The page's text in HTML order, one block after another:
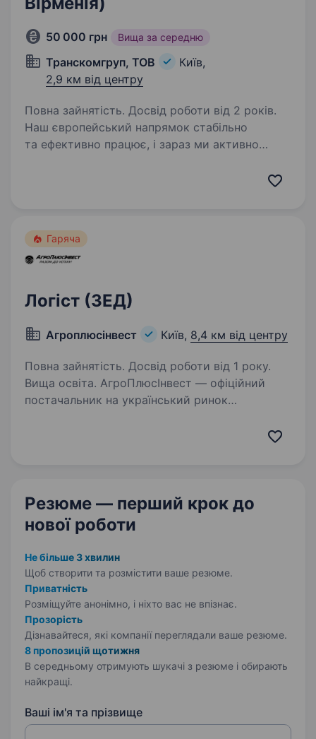
50 000 грн Вища за середню
Транскомгруп, ТОВ
Київ,
2,9 км від центру
Повна зайнятість. Досвід роботи від 2 років.
Наш європейський напрямок стабільно
та ефективно працює, і зараз ми активно
Гаряча
Логіст (ЗЕД)
Агроплюсінвест Київ, 8,4 км від центру
Повна зайнятість. Досвід роботи від 1 року.
Вища освіта. АгроПлюсІнвест — офіційний
постачальник на український ринок
Резюме — перший крок до
нової роботи
Не більше 3 хвилин
Щоб створити та розмістити ваше резюме.
Приватність
Розміщуйте анонімно, і ніхто вас не впізнає.
Прозорість
Дізнавайтеся, які компанії переглядали ваше резюме.
8 пропозицій щотижня
В середньому отримують шукачі з резюме і обирають
найкращі.
Ваші ім'я та прізвище